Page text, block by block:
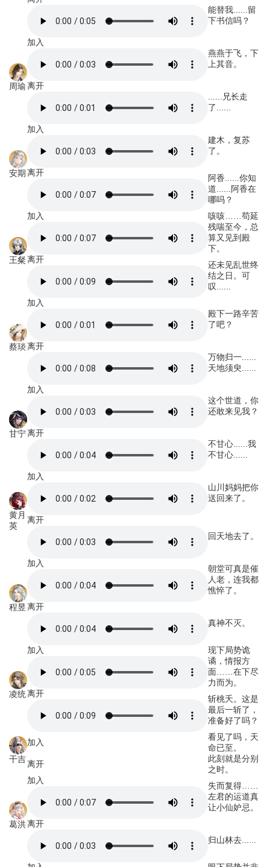
能替我......留
下书信吗？
周瑜
加入
燕燕于飞，下
上其音。
离开
......兄长走
了......
安期
加入
建木，复苏
了。
离开
阿香......你知
道......阿香在
哪吗？
王粲
加入
咳咳……苟延
残喘至今，总
算又见到殿
下。
离开
还未见乱世终
结之日。可
叹......
蔡琰
加入
殿下一路辛苦
了吧？
离开
万物归一......
天地须臾......
甘宁
加入
这个世道，你
还敢来见我？
离开
不甘心......我
不甘心......
黄月
英
加入
山川妈妈把你
送回来了。
离开
回天地去了。
程昱
加入
朝堂可真是催
人老，连我都
憔悴了。
离开
真神不灭。
凌统
加入
现下局势诡
谲，情报方
面……在下尽
力而为。
离开
斩桃夭。这是
最后一斩了，
准备好了吗？
干吉
加入
看见了吗，天
命已至。
离开
此刻就是分别
之时。
葛洪
加入
失而复得……
左君的运道真
让小仙妒忌。
离开
归山林去......